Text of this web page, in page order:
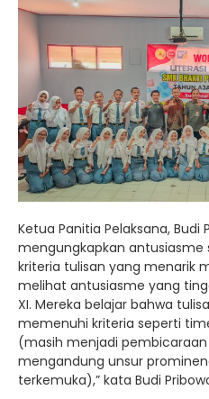
Ketua Panitia Pelaksana, Budi
mengungkapkan antusiasme
kriteria tulisan yang menarik
melihat antusiasme yang
XI. Mereka belajar bahwa
memenuhi kriteria seperti
(masih menjadi
mengandung unsur
terkemuka),” kata Budi